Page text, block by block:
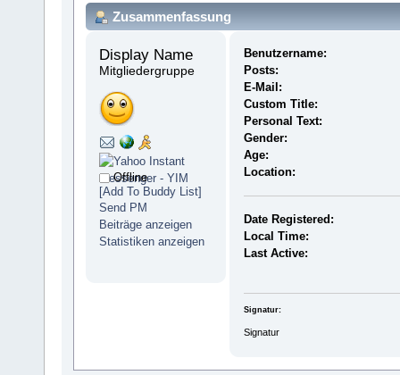
Zusammenfassung
Display Name
Mitgliedergruppe
Offline
[Add To Buddy List]
Send PM
Beiträge anzeigen
Statistiken anzeigen
Benutzername:
Posts:
E-Mail:
Custom Title:
Personal Text:
Gender:
Age:
Location:
Date Registered:
Local Time:
Last Active:
Signatur:
Signatur